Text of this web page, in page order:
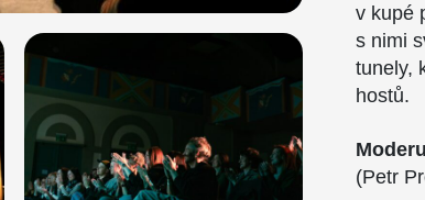
v kupé
s nimi
tunely,
hostů.
(Petr